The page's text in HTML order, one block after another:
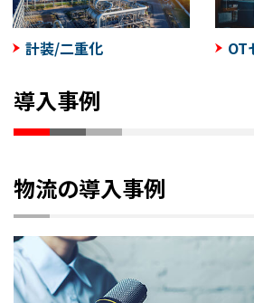
計装/二重化 OT
導入事例
物流の導入事例